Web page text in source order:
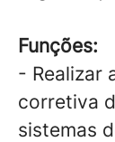
Funções:
- Realizar
corretiva
sistemas